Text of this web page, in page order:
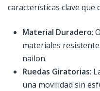
características clave que
Material Duradero:
materiales
nailon.
Ruedas Giratorias:
una movilidad sin